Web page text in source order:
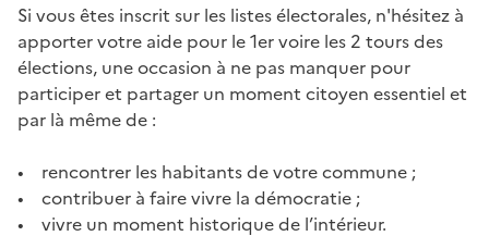
Si vous êtes inscrit sur les listes électorales, n'hésitez à
apporter votre aide pour le 1er voire les 2 tours des
élections, une occasion à ne pas manquer pour
participer et partager un moment citoyen essentiel et
par là même de :
• rencontrer les habitants de votre commune ;
• contribuer à faire vivre la démocratie ;
• vivre un moment historique de l’intérieur.